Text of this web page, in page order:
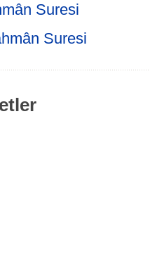
Suresi
Suresi